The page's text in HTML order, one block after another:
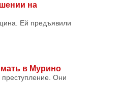
на
Ей предъявили
мать в Мурино
Они